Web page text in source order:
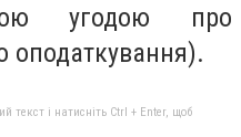
угодою про
оподаткування).
текст і натисніть Ctrl + Enter, щоб